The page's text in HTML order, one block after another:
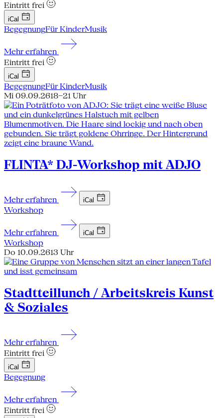
Eintritt frei
iCal
BegegnungFür KinderMusik
Mehr erfahren
Eintritt frei
iCal
BegegnungFür KinderMusik
Mi 09.09.2618–21 Uhr
FLINTA* DJ-Workshop mit ADJO
Mehr erfahren iCal
Workshop
Mehr erfahren iCal
Workshop
Do 10.09.2613 Uhr
Stadtteillunch / Arbeitskreis Kunst
& Soziales
Mehr erfahren
Eintritt frei
iCal
Begegnung
Mehr erfahren
Eintritt frei